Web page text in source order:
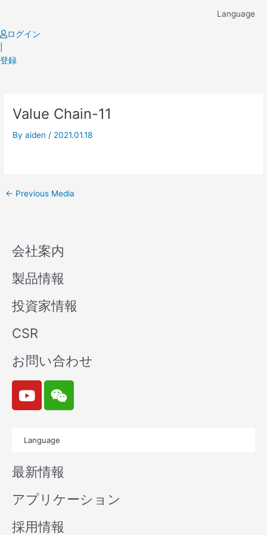
content
Language
ログイン
登録
Value Chain-11
Byaiden / 2021.01.18
navigation
← Previous Media
会社案内
製品情報
投資家情報
CSR
お問い合わせ
Y
o
u
b
e
W
e
i
n
Language
最新情報
アプリケーション
採用情報